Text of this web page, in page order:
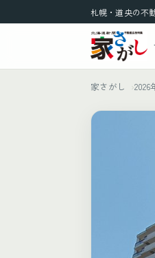
札幌・道央の不
家さがし